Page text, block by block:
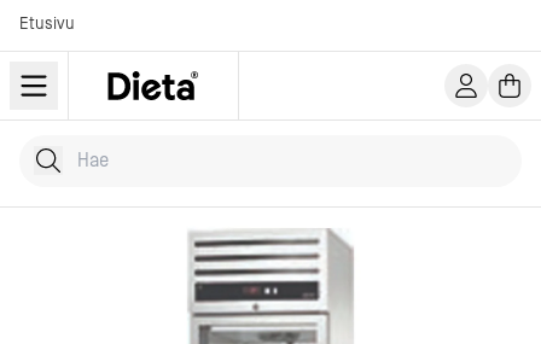
Etusivu
Hae tuotteita
Kirjoita hakusana...